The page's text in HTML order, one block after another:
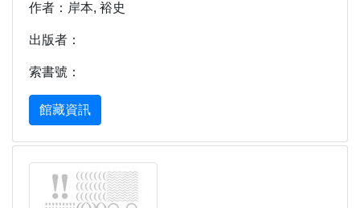
作者：岸本, 裕史
出版者：
索書號：
館藏資訊